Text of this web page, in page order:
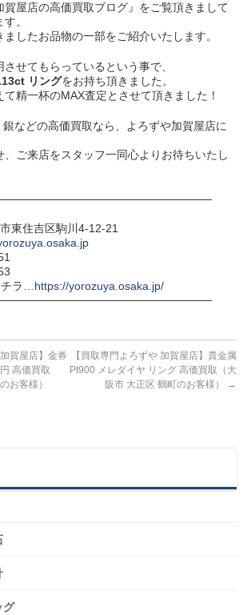
賀屋店の高価買取ブログ』をご覧頂きまして
。
したお品物の一部をご紹介いたします。
せてもらっているという事で、
リングをお持ち頂きました。
精一杯のMAX査定とさせて頂きました！
などの高価買取なら、よろずや加賀屋店に
、ご来店をスタッフ一同心よりお待ちいたし
東住吉区駒川4-12-21
チラ…https://yorozuya.osaka.jp/
賀屋店】金券
高価買取
お客様）
【買取専門よろずや 加賀屋店】貴金属
Pt900 メレダイヤ リング 高価買取（大
阪市 大正区 鶴町のお客様）
→
グ